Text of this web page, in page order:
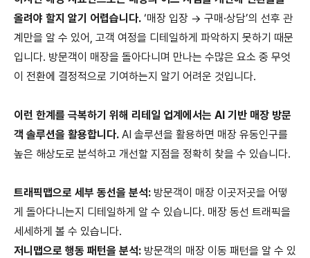
올려야 할지 알기 어렵습니다. ‘매장 입장 → 구매·상담’의 선후 관
계만을 알 수 있어, 고객 여정을 디테일하게 파악하지 못하기 때문
입니다. 방문객이 매장을 돌아다니며 만나는 수많은 요소 중 무엇
이 전환에 결정적으로 기여하는지 알기 어려운 것입니다.
이런 한계를 극복하기 위해 리테일 업계에서는 AI 기반 매장 방문
객 솔루션을 활용합니다. AI 솔루션을 활용하면 매장 유동인구를
높은 해상도로 분석하고 개선할 지점을 정확히 찾을 수 있습니다.
트래픽맵으로 세부 동선을 분석: 방문객이 매장 이곳저곳을 어떻
게 돌아다니는지 디테일하게 알 수 있습니다. 매장 동선 트래픽을
세세하게 볼 수 있습니다.
저니맵으로 행동 패턴을 분석: 방문객의 매장 이동 패턴을 알 수 있